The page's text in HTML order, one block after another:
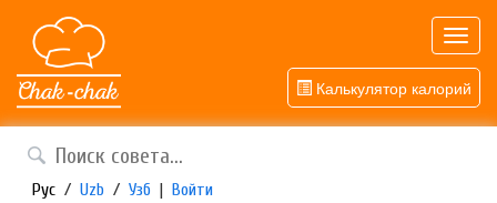
Калькулятор калорий
Рус / Uzb / Узб | Войти